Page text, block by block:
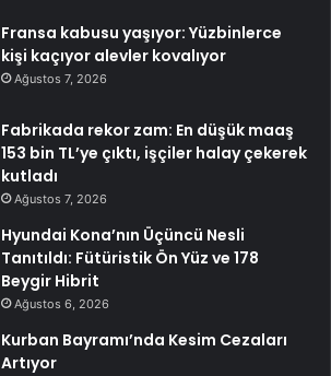
Fransa kabusu yaşıyor: Yüzbinlerce
kişi kaçıyor alevler kovalıyor
Ağustos 7, 2026
Fabrikada rekor zam: En düşük maaş
153 bin TL’ye çıktı, işçiler halay çekerek
kutladı
Ağustos 7, 2026
Hyundai Kona’nın Üçüncü Nesli
Tanıtıldı: Fütüristik Ön Yüz ve 178
Beygir Hibrit
Ağustos 6, 2026
Kurban Bayramı’nda Kesim Cezaları
Artıyor